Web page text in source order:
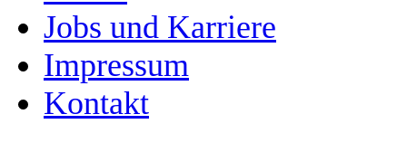
Jobs und Karriere
Impressum
Kontakt